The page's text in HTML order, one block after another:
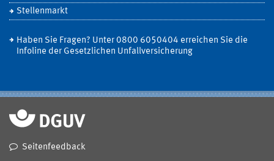
Stellenmarkt
Haben Sie Fragen? Unter 0800 6050404 erreichen Sie die
Infoline der Gesetzlichen Unfallversicherung
Seitenfeedback